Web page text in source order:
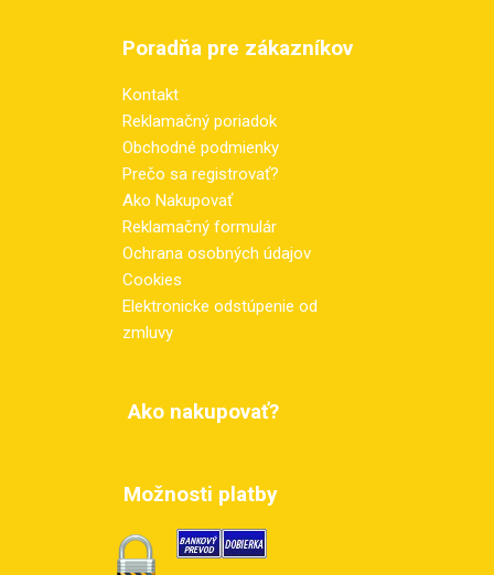
Poradňa pre zákazníkov
Kontakt
Reklamačný poriadok
Obchodné podmienky
Prečo sa registrovať?
Ako Nakupovať
Reklamačný formulár
Ochrana osobných údajov
Cookies
Elektronicke odstúpenie od
zmluvy
Ako nakupovať?
Možnosti platby